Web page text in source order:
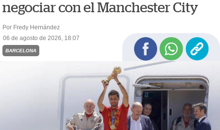
negociar con el Manchester City
Por Fredy Hernández
06 de agosto de 2026, 18:07
BARCELONA